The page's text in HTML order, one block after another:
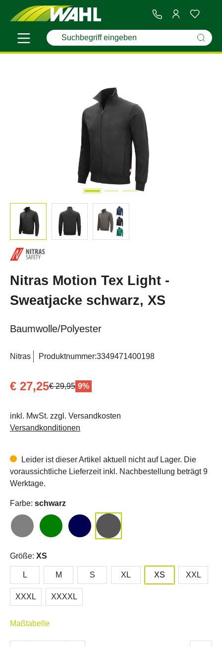
Nitras Motion Tex Light -
Sweatjacke schwarz, XS
Baumwolle/Polyester
Nitras Produktnummer:3349471400198
€ 27,25€ 29,95 9%
inkl. MwSt. zzgl. Versandkosten
Versandkonditionen
Leider ist dieser Artikel aktuell nicht auf Lager. Die
voraussichtliche Lieferzeit inkl. Nachbestellung beträgt 9
Werktage.
Farbe: schwarz
Größe: XS
L M S XL XS XXL
XXXL XXXXL
Maßtabelle